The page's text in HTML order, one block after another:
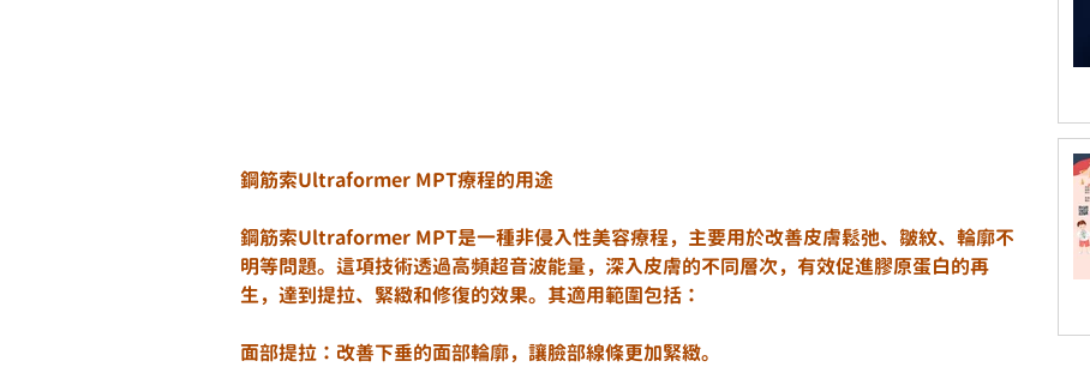
鋼筋索Ultraformer MPT療程的用途
鋼筋索Ultraformer MPT是一種非侵入性美容療程，主要用於改善皮膚鬆弛、皺紋、輪廓不
明等問題。這項技術透過高頻超音波能量，深入皮膚的不同層次，有效促進膠原蛋白的再
生，達到提拉、緊緻和修復的效果。其適用範圍包括：
面部提拉：改善下垂的面部輪廓，讓臉部線條更加緊緻。